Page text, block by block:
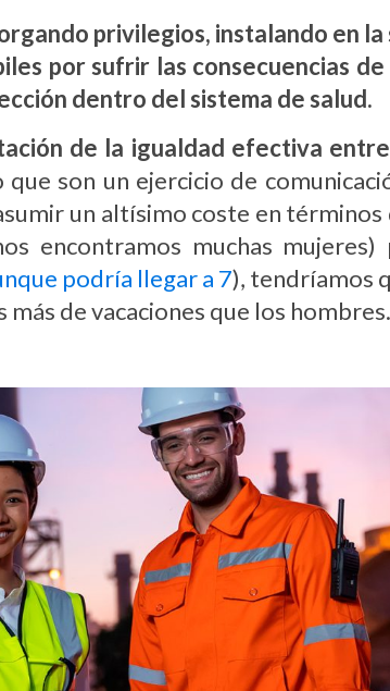
privilegios, instalando en la
por sufrir las consecuencias
dentro del sistema de salud.
de la igualdad efectiva
son un ejercicio de
un altísimo coste en
encontramos muchas
podría llegar a 7), tendríamos
de vacaciones que los hombres.